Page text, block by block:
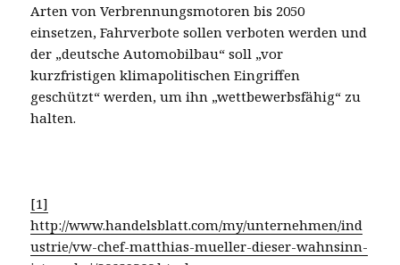
Arten von Verbrennungsmotoren bis 2050
einsetzen, Fahrverbote sollen verboten werden und
der „deutsche Automobilbau“ soll „vor
kurzfristigen klimapolitischen Eingriffen
geschützt“ werden, um ihn „wettbewerbsfähig“ zu
halten.
[1]
http://www.handelsblatt.com/my/unternehmen/ind
ustrie/vw-chef-matthias-mueller-dieser-wahnsinn-